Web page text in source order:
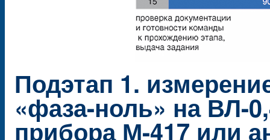
Подэтап 1.
«фаза-ноль» на ВЛ-
прибора М-417 или